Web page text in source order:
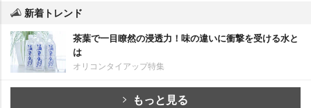
新着トレンド
茶葉で一目瞭然の浸透力！味の違いに衝撃を受ける水と
は
オリコンタイアップ特集
もっと見る